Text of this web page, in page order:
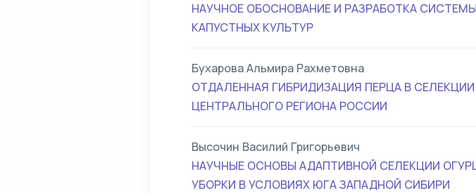
НАУЧНОЕ ОБОСНОВАНИЕ И РАЗРАБОТКА
КАПУСТНЫХ КУЛЬТУР
Бухарова Альмира Рахметовна
ОТДАЛЕННАЯ ГИБРИДИЗАЦИЯ ПЕРЦА В
ЦЕНТРАЛЬНОГО РЕГИОНА РОССИИ
Высочин Василий Григорьевич
НАУЧНЫЕ ОСНОВЫ АДАПТИВНОЙ СЕЛЕКЦИИ
УБОРКИ В УСЛОВИЯХ ЮГА ЗАПАДНОЙ СИБИРИ